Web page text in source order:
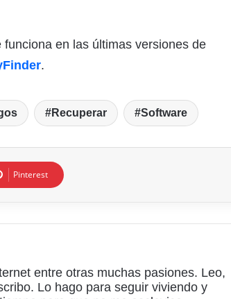
en las últimas versiones de
.
Recuperar Software
Pinterest
entre otras muchas pasiones. Leo,
Lo hago para seguir viviendo y